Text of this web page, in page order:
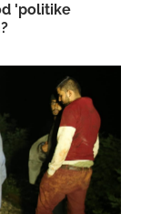
'politike